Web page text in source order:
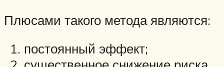
Плюсами такого метода являются:
постоянный эффект;